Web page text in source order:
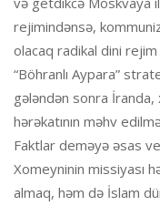
rejimindənsə,
olacaq radikal dini
“Böhranlı Aypara”
gələndən sonra İranda,
hərəkatının məhv
Faktlar deməyə əsas
Xomeyninin missiyası
almaq, həm də İslam